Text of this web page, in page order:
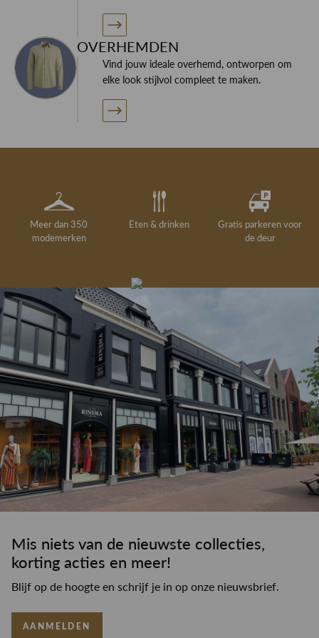
OVERHEMDEN
Vind jouw ideale overhemd, ontworpen om
elke look stijlvol compleet te maken.
Meer dan 350
modemerken
Eten & drinken
Gratis parkeren voor
de deur
drankje
Gratis retourneren in
de winkel
Deskundig
kledingadvies
winkeloppervlak
Mis niets van de nieuwste collecties,
korting acties en meer!
Blijf op de hoogte en schrijf je in op onze nieuwsbrief.
AANMELDEN